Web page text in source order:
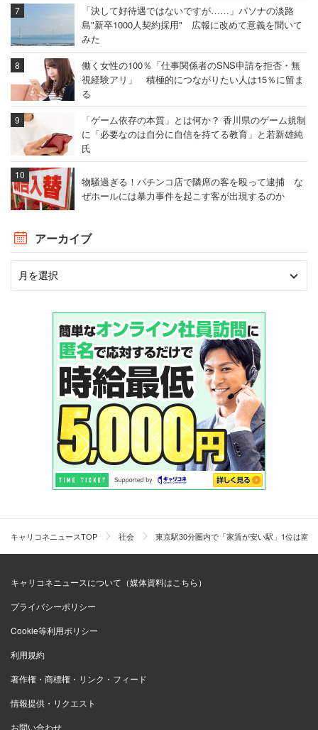
「決して好待遇ではないですが……」パソナの淡路
島"新卒1000人契約採用" 広報に改めて意義を聞いて
みた
働く女性の100％「仕事関係者のSNS申請を拒否・無
視経験アリ」 積極的につながりたい人は15％に留ま
る
「ゲーム依存の本質」とは何か？ 香川県のゲーム規制
に「必要なのは自分に自信を持てる教育」と若新雄純
氏
物騒過ぎる！パチンコ店で隣席の客を殴って逮捕 な
ぜホールには暴力事件を起こす客が出現するのか
アーカイブ
キャリコネニュースTOP 社会 東京駅30分圏内で「家賃が安い駅」1位は南
キャリコネニュースについて（媒体資料はこちら）
プライバシーポリシー
Cookie等利用ポリシー
利用規約
著作権・商標権・リンク・フィード
情報提供・リクエスト
お問い合わせ